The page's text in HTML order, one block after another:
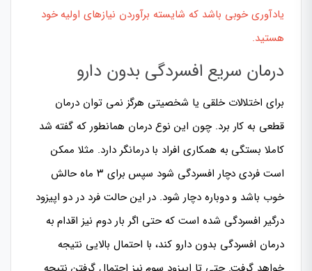
یادآوری خوبی باشد که شایسته برآوردن نیازهای اولیه خود
هستید.
درمان سریع افسردگی بدون دارو
برای اختلالات خلقی یا شخصیتی هرگز نمی توان درمان
قطعی به کار برد. چون این نوع درمان همانطور که گفته شد
کاملا بستگی به همکاری افراد با درمانگر دارد. مثلا ممکن
است فردی دچار افسردگی شود سپس برای ۳ ماه حالش
خوب باشد و دوباره دچار شود. در این حالت فرد در دو اپیزود
درگیر افسردگی شده است که حتی اگر بار دوم نیز اقدام به
درمان افسردگی بدون دارو کند، با احتمال بالایی نتیجه